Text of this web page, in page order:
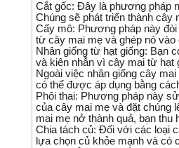
Cắt gốc: Đây là phương pháp
Chúng sẽ phát triển thành
Cấy mô: Phương pháp này
từ cây mai mẹ và ghép nó
Nhân giống từ hạt giống: Bạn
và kiên nhẫn vì cây mai từ hạt
Ngoài việc nhân giống cây
có thể được áp dụng bằng
Phôi thai: Phương pháp này
của cây mai mẹ và đặt chúng
mai mẹ nở thành quả, bạn thu
Chia tách củ: Đối với các loại
lựa chọn củ khỏe mạnh và có